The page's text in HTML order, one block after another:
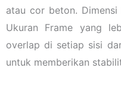
atau cor beton.
Ukuran Frame yang
overlap di setiap sisi
untuk memberikan